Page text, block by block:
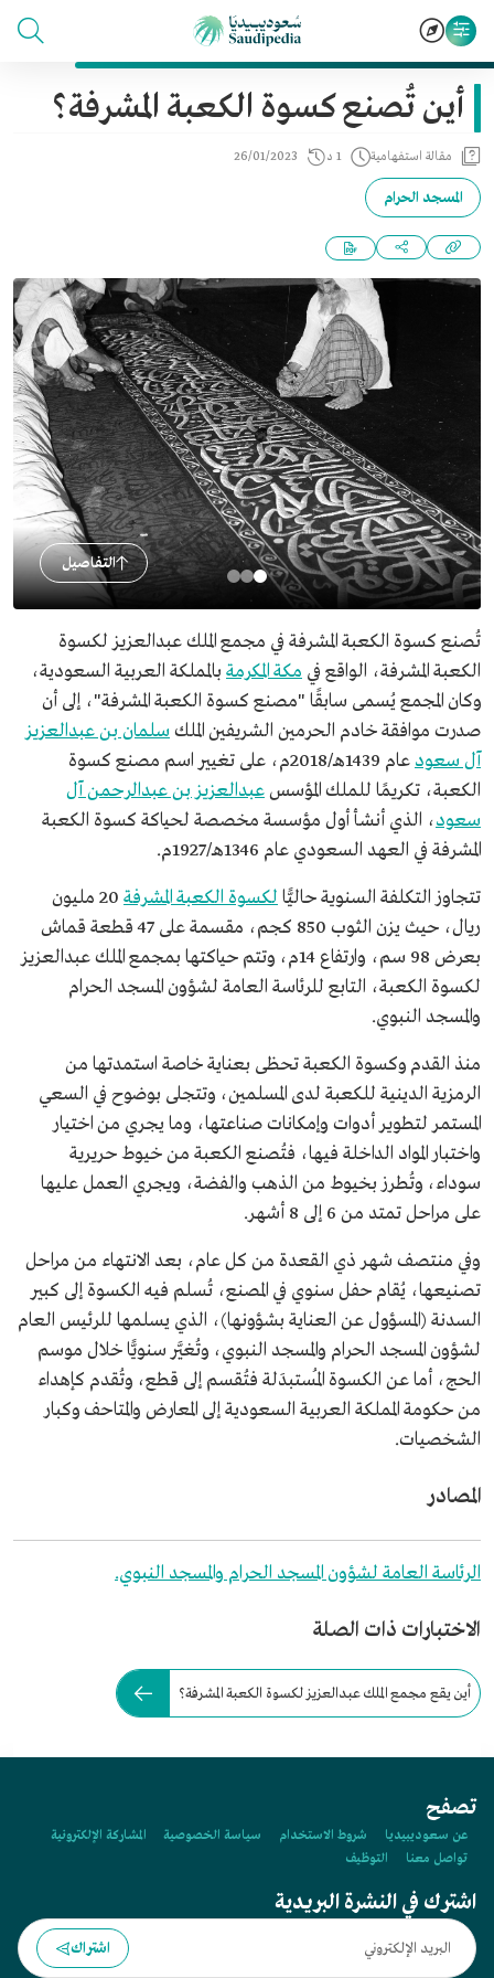
أين تُصنع كسوة الكعبة المشرفة؟
مقالة استفهامية 1 د 26/01/2023
المسجد الحرام
التفاصيل
تُصنع كسوة الكعبة المشرفة في مجمع الملك عبدالعزيز لكسوة
الكعبة المشرفة، الواقع في مكة المكرمة بالمملكة العربية السعودية،
وكان المجمع يُسمى سابقًا "مصنع كسوة الكعبة المشرفة"، إلى أن
صدرت موافقة خادم الحرمين الشريفين الملك سلمان بن عبدالعزيز
آل سعود
عام 1439هـ/2018م، على تغيير اسم مصنع كسوة
الكعبة، تكريمًا للملك المؤسسعبدالعزيز بن عبدالرحمن آل
سعود، الذي أنشأ أول مؤسسة مخصصة لحياكة كسوة الكعبة
المشرفة في العهد السعودي عام 1346هـ/1927م.
تتجاوز التكلفة السنوية حاليًّا لكسوة الكعبة المشرفة
20 مليون
ريال، حيث يزن الثوب 850 كجم، مقسمة على 47 قطعة قماش
بعرض 98 سم، وارتفاع 14م، وتتم حياكتها بمجمع الملك عبدالعزيز
لكسوة الكعبة، التابع للرئاسة العامة لشؤون المسجد الحرام
والمسجد النبوي.
منذ القدم وكسوة الكعبة تحظى بعناية خاصة استمدتها من
الرمزية الدينية للكعبة لدى المسلمين، وتتجلى بوضوح في السعي
المستمر لتطوير أدوات وإمكانات صناعتها، وما يجري من اختيار
واختبار المواد الداخلة فيها، فتُصنع الكعبة من خيوط حريرية
سوداء، وتُطرز بخيوط من الذهب والفضة، ويجري العمل عليها
على مراحل تمتد من 6 إلى 8 أشهر.
وفي منتصف شهر ذي القعدة من كل عام، بعد الانتهاء من مراحل
تصنيعها، يُقام حفل سنوي في المصنع، تُسلم فيه الكسوة إلى كبير
السدنة (المسؤول عن العناية بشؤونها)، الذي يسلمها للرئيس العام
لشؤون المسجد الحرام والمسجد النبوي، وتُغيَّر سنويًّا خلال موسم
الحج، أما عن الكسوة المُستبدَلة فتُقسم إلى قطع، وتُقدم كإهداء
من حكومة المملكة العربية السعودية إلى المعارض والمتاحف وكبار
الشخصيات.
المصادر
الرئاسة العامة لشؤون المسجد الحرام والمسجد النبوي.
الاختبارات ذات الصلة
أين يقع مجمع الملك عبدالعزيز لكسوة الكعبة المشرفة؟
تصفح
عن سعوديبيديا شروط الاستخدام سياسة الخصوصية
المشاركة الإلكترونية
تواصل معنا
التوظيف
اشترك في النشرة البريدية
اشتراك